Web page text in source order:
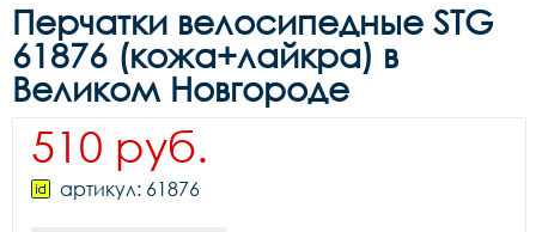
Перчатки велосипедные STG
61876 (кожа+лайкра) в
Великом Новгороде
510 руб.
артикул: 61876